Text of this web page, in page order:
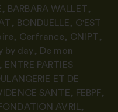
, BARBARA WALLET,
, BONDUELLE, C'EST
, Cerfrance, CNIPT,
by day, De mon
, ENTRE PARTIES
ET DE
SANTE, FEBPF,
FONDATION AVRIL
,